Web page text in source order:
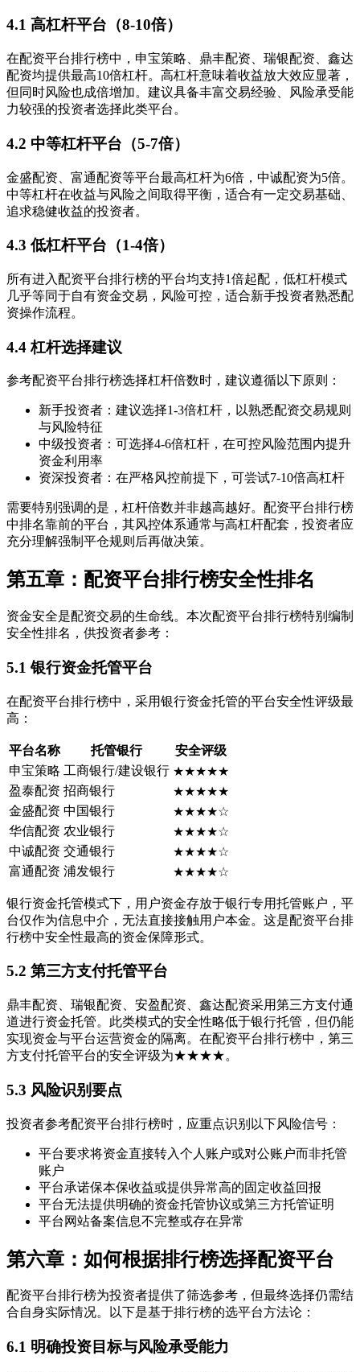
4.1 高杠杆平台（8-10倍）
在配资平台排行榜中，申宝策略、鼎丰配资、瑞银配资、鑫达
配资均提供最高10倍杠杆。高杠杆意味着收益放大效应显著，
但同时风险也成倍增加。建议具备丰富交易经验、风险承受能
力较强的投资者选择此类平台。
4.2 中等杠杆平台（5-7倍）
金盛配资、富通配资等平台最高杠杆为6倍，中诚配资为5倍。
中等杠杆在收益与风险之间取得平衡，适合有一定交易基础、
追求稳健收益的投资者。
4.3 低杠杆平台（1-4倍）
所有进入配资平台排行榜的平台均支持1倍起配，低杠杆模式
几乎等同于自有资金交易，风险可控，适合新手投资者熟悉配
资操作流程。
4.4 杠杆选择建议
参考配资平台排行榜选择杠杆倍数时，建议遵循以下原则：
新手投资者：建议选择1-3倍杠杆，以熟悉配资交易规则
与风险特征
中级投资者：可选择4-6倍杠杆，在可控风险范围内提升
资金利用率
资深投资者：在严格风控前提下，可尝试7-10倍高杠杆
需要特别强调的是，杠杆倍数并非越高越好。配资平台排行榜
中排名靠前的平台，其风控体系通常与高杠杆配套，投资者应
充分理解强制平仓规则后再做决策。
第五章：配资平台排行榜安全性排名
资金安全是配资交易的生命线。本次配资平台排行榜特别编制
安全性排名，供投资者参考：
5.1 银行资金托管平台
在配资平台排行榜中，采用银行资金托管的平台安全性评级最
高：
平台名称 托管银行
安全评级
申宝策略 工商银行/建设银行 ★★★★★
盈泰配资 招商银行
★★★★★
金盛配资 中国银行
★★★★☆
华信配资 农业银行
★★★★☆
中诚配资 交通银行
★★★★☆
富通配资 浦发银行 ★★★★☆
银行资金托管模式下，用户资金存放于银行专用托管账户，平
台仅作为信息中介，无法直接接触用户本金。这是配资平台排
行榜中安全性最高的资金保障形式。
5.2 第三方支付托管平台
鼎丰配资、瑞银配资、安盈配资、鑫达配资采用第三方支付通
道进行资金托管。此类模式的安全性略低于银行托管，但仍能
实现资金与平台运营资金的隔离。在配资平台排行榜中，第三
方支付托管平台的安全评级为★★★★。
5.3 风险识别要点
投资者参考配资平台排行榜时，应重点识别以下风险信号：
平台要求将资金直接转入个人账户或对公账户而非托管
账户
平台承诺保本保收益或提供异常高的固定收益回报
平台无法提供明确的资金托管协议或第三方托管证明
平台网站备案信息不完整或存在异常
第六章：如何根据排行榜选择配资平台
配资平台排行榜为投资者提供了筛选参考，但最终选择仍需结
合自身实际情况。以下是基于排行榜的选平台方法论：
6.1 明确投资目标与风险承受能力